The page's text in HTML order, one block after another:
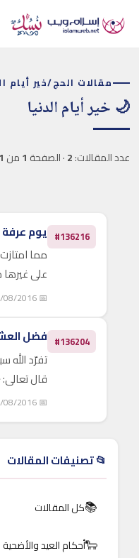
مقالات الحج/خير أيام
🌙 خير أيام الدنيا
عدد المقالات:2· الصفحة 1من 1
#136216 يوم عرفة
مما
على غيرها
عرفة، وهو
الله
يوم إكمال..
📅 23/08/2016
#136204 فضل
تفرّد الله
قال
كان لهم
فاختار..
📅 23/08/2016
📂 تصنيفات المقالات
📚كل المقالات
🐑أحكام العيد والأضحية